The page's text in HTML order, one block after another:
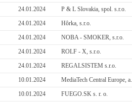
24.01.2024
P & L Slovakia, spol. s.r.o.
24.01.2024
Hôrka, s.r.o.
24.01.2024
NOBA - SMOKER, s.r.o.
24.01.2024
ROLF - X, s.r.o.
24.01.2024
REGALSISTEM s.r.o.
10.01.2024
MediaTech Central Europe,
10.01.2024
FUEGO.SK s. r. o.